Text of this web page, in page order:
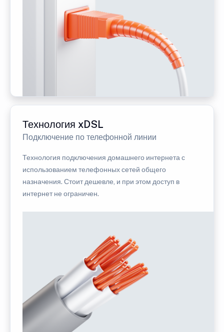
Технология xDSL
Подключение по телефонной линии
Технология подключения домашнего интернета с
использованием телефонных сетей общего
назначения. Стоит дешевле, и при этом доступ в
интернет не ограничен.